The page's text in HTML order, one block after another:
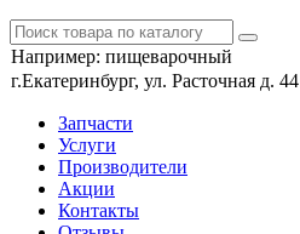
Например: пищеварочный
г.Екатеринбург, ул. Расточная д. 44
Запчасти
Услуги
Производители
Акции
Контакты